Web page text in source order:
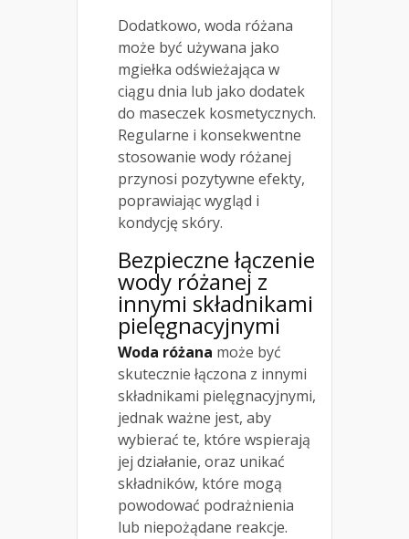
Dodatkowo, woda różana
może być używana jako
mgiełka odświeżająca w
ciągu dnia lub jako dodatek
do maseczek kosmetycznych.
Regularne i konsekwentne
stosowanie wody różanej
przynosi pozytywne efekty,
poprawiając wygląd i
kondycję skóry.
Bezpieczne łączenie
wody różanej z
innymi składnikami
pielęgnacyjnymi
Woda różana może być
skutecznie łączona z innymi
składnikami pielęgnacyjnymi,
jednak ważne jest, aby
wybierać te, które wspierają
jej działanie, oraz unikać
składników, które mogą
powodować podrażnienia
lub niepożądane reakcje.